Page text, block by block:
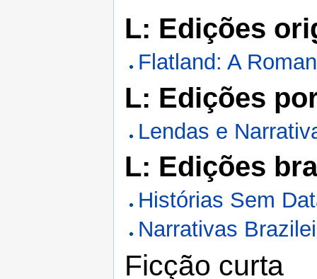
L: Edições
Flatland: A
L: Edições
Lendas e
L: Edições
Histórias Sem
Narrativas
Ficção curta